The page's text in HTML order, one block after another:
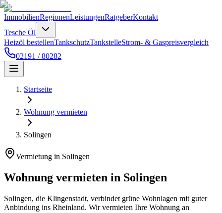
ImmobilienRegionenLeistungenRatgeberKontakt
Tesche Öl
Heizöl bestellenTankschutzTankstelleStrom- & Gaspreisvergleich
02191 / 80282
Startseite
Wohnung vermieten
Solingen
Vermietung in Solingen
Wohnung vermieten in Solingen
Solingen, die Klingenstadt, verbindet grüne Wohnlagen mit guter
Anbindung ins Rheinland. Wir vermieten Ihre Wohnung an